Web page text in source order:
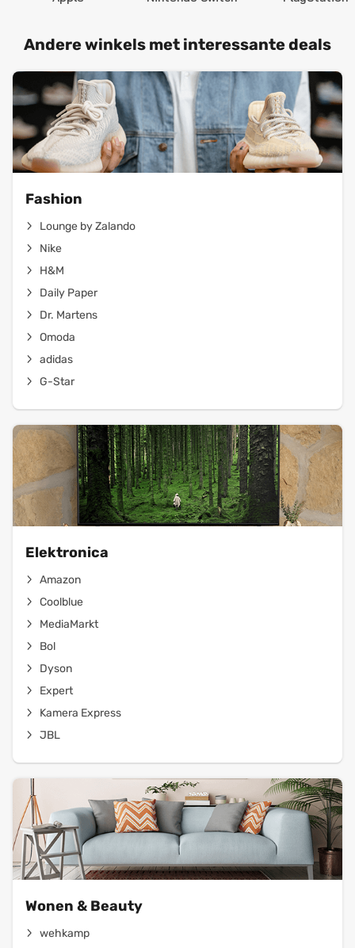
Andere winkels met interessante deals
Fashion
Lounge by Zalando
Nike
H&M
Daily Paper
Dr. Martens
Omoda
adidas
G-Star
Elektronica
Amazon
Coolblue
MediaMarkt
Bol
Dyson
Expert
Kamera Express
JBL
Wonen & Beauty
wehkamp